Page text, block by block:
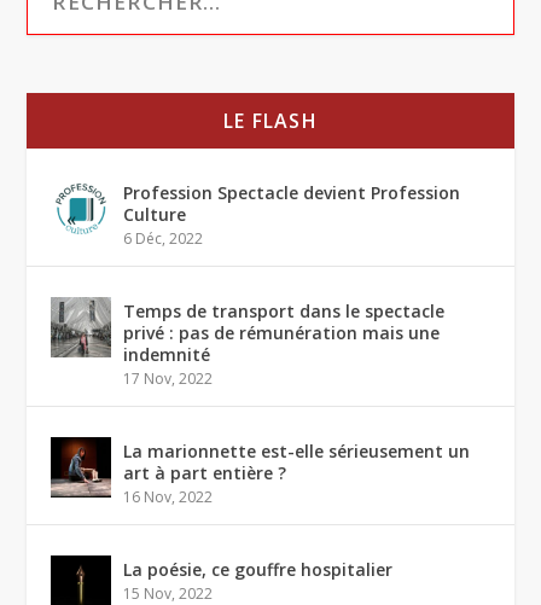
LE FLASH
Profession Spectacle devient Profession
Culture
6 Déc, 2022
Temps de transport dans le spectacle
privé : pas de rémunération mais une
indemnité
17 Nov, 2022
La marionnette est-elle sérieusement un
art à part entière ?
16 Nov, 2022
La poésie, ce gouffre hospitalier
15 Nov, 2022